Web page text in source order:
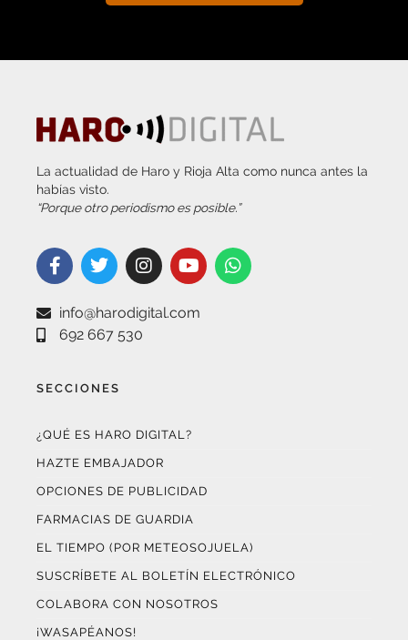
La actualidad de Haro y Rioja Alta como nunca antes la
habías visto.
“Porque otro periodismo es posible.”
info@harodigital.com
692 667 530
SECCIONES
¿QUÉ ES HARO DIGITAL?
HAZTE EMBAJADOR
OPCIONES DE PUBLICIDAD
FARMACIAS DE GUARDIA
EL TIEMPO (POR METEOSOJUELA)
SUSCRÍBETE AL BOLETÍN ELECTRÓNICO
COLABORA CON NOSOTROS
¡WASAPÉANOS!